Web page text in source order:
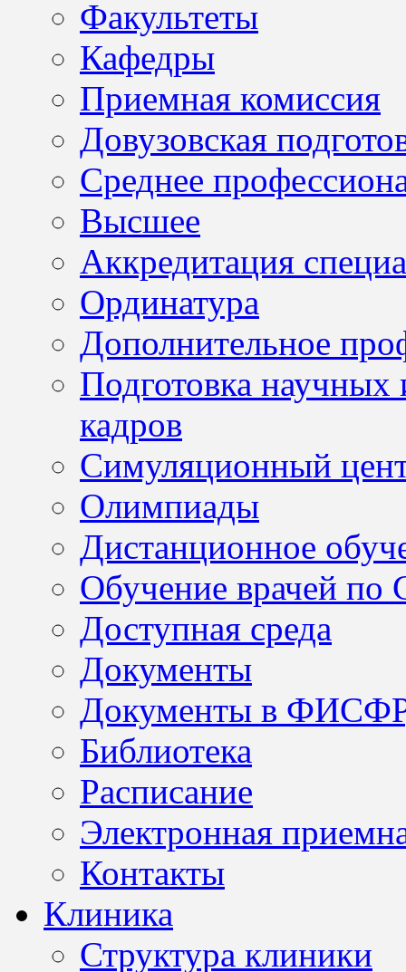
Факультеты
Кафедры
Приемная комиссия
Довузовская
Среднее
Высшее
Аккредитация
Ординатура
Дополнительное
Подготовка научных
кадров
Симуляционный
Олимпиады
Дистанционное
Обучение врачей по
Доступная среда
Документы
Документы в
Библиотека
Расписание
Электронная
Контакты
Клиника
Структура клиники